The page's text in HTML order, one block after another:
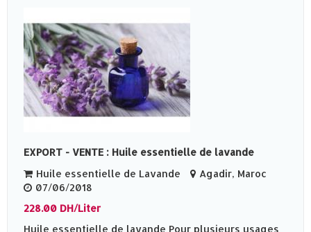
EXPORT - VENTE : Huile essentielle de lavande
Huile essentielle de Lavande
Agadir, Maroc
07/06/2018
228.00 DH/Liter
Huile essentielle de lavande Pour plusieurs usages